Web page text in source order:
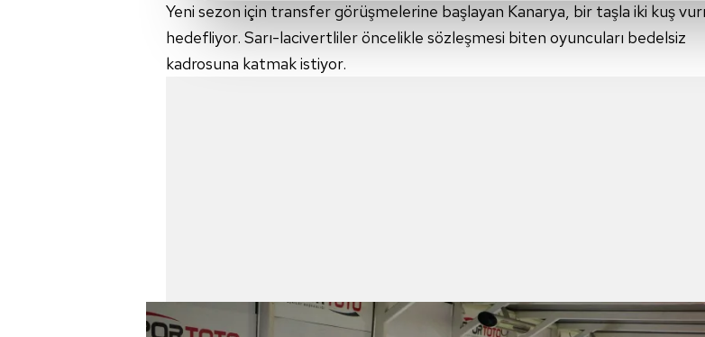
Sizlere daha iyi bir hizmet sunabilmek için İnternet Sitemizde kendimize ve
çerezler vasıtasıyla çeşitli kişisel verileriniz işlenmekte olup gerekli olan
amacıyla kullanılmaktadır. Diğer çerezler, sitemizin daha işlevsel kılınması
Yeni sezon için transfer görüşmelerine başlayan Kanarya, bir taşla iki kuş
hedefliyor. Sarı-lacivertliler öncelikle sözleşmesi biten oyuncuları bedelsiz
kadrosuna katmak istiyor.